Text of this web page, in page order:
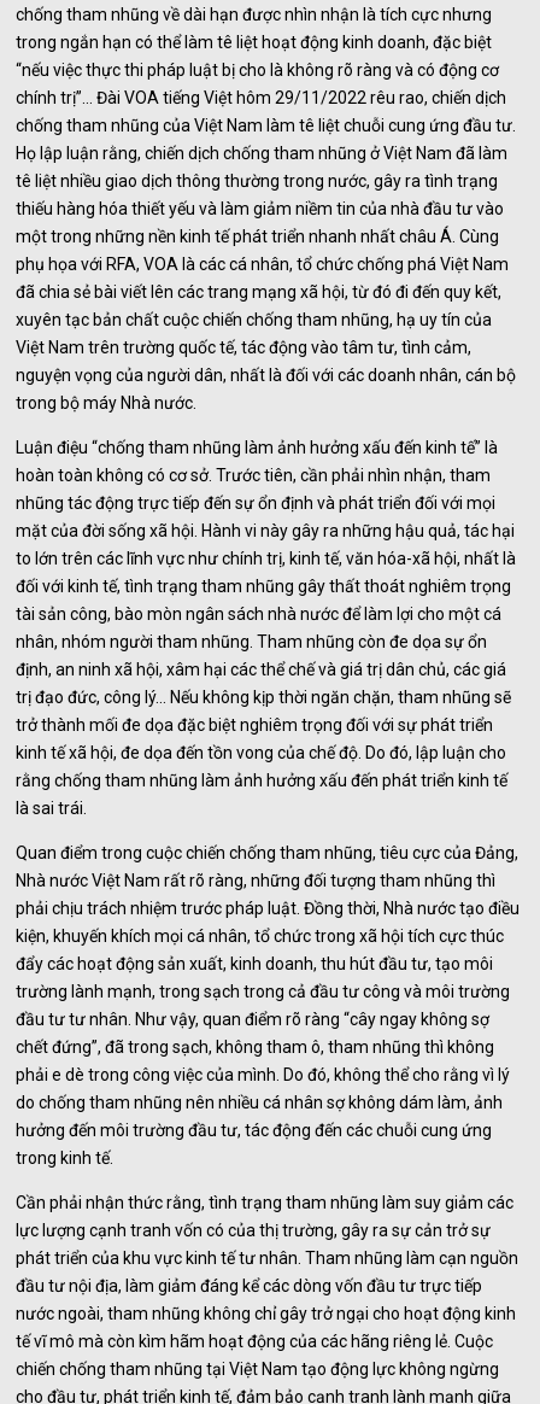
chống tham nhũng về dài hạn được nhìn nhận là tích cực nhưng
trong ngắn hạn có thể làm tê liệt hoạt động kinh doanh, đặc biệt
“nếu việc thực thi pháp luật bị cho là không rõ ràng và có động cơ
chính trị”… Đài VOA tiếng Việt hôm 29/11/2022 rêu rao, chiến dịch
chống tham nhũng của Việt Nam làm tê liệt chuỗi cung ứng đầu tư.
Họ lập luận rằng, chiến dịch chống tham nhũng ở Việt Nam đã làm
tê liệt nhiều giao dịch thông thường trong nước, gây ra tình trạng
thiếu hàng hóa thiết yếu và làm giảm niềm tin của nhà đầu tư vào
một trong những nền kinh tế phát triển nhanh nhất châu Á. Cùng
phụ họa với RFA, VOA là các cá nhân, tổ chức chống phá Việt Nam
đã chia sẻ bài viết lên các trang mạng xã hội, từ đó đi đến quy kết,
xuyên tạc bản chất cuộc chiến chống tham nhũng, hạ uy tín của
Việt Nam trên trường quốc tế, tác động vào tâm tư, tình cảm,
nguyện vọng của người dân, nhất là đối với các doanh nhân, cán bộ
trong bộ máy Nhà nước.
Luận điệu “chống tham nhũng làm ảnh hưởng xấu đến kinh tế” là
hoàn toàn không có cơ sở. Trước tiên, cần phải nhìn nhận, tham
nhũng tác động trực tiếp đến sự ổn định và phát triển đối với mọi
mặt của đời sống xã hội. Hành vi này gây ra những hậu quả, tác hại
to lớn trên các lĩnh vực như chính trị, kinh tế, văn hóa-xã hội, nhất là
đối với kinh tế, tình trạng tham nhũng gây thất thoát nghiêm trọng
tài sản công, bào mòn ngân sách nhà nước để làm lợi cho một cá
nhân, nhóm người tham nhũng. Tham nhũng còn đe dọa sự ổn
định, an ninh xã hội, xâm hại các thể chế và giá trị dân chủ, các giá
trị đạo đức, công lý... Nếu không kịp thời ngăn chặn, tham nhũng sẽ
trở thành mối đe dọa đặc biệt nghiêm trọng đối với sự phát triển
kinh tế xã hội, đe dọa đến tồn vong của chế độ. Do đó, lập luận cho
rằng chống tham nhũng làm ảnh hưởng xấu đến phát triển kinh tế
là sai trái.
Quan điểm trong cuộc chiến chống tham nhũng, tiêu cực của Đảng,
Nhà nước Việt Nam rất rõ ràng, những đối tượng tham nhũng thì
phải chịu trách nhiệm trước pháp luật. Đồng thời, Nhà nước tạo điều
kiện, khuyến khích mọi cá nhân, tổ chức trong xã hội tích cực thúc
đẩy các hoạt động sản xuất, kinh doanh, thu hút đầu tư, tạo môi
trường lành mạnh, trong sạch trong cả đầu tư công và môi trường
đầu tư tư nhân. Như vậy, quan điểm rõ ràng “cây ngay không sợ
chết đứng”, đã trong sạch, không tham ô, tham nhũng thì không
phải e dè trong công việc của mình. Do đó, không thể cho rằng vì lý
do chống tham nhũng nên nhiều cá nhân sợ không dám làm, ảnh
hưởng đến môi trường đầu tư, tác động đến các chuỗi cung ứng
trong kinh tế.
Cần phải nhận thức rằng, tình trạng tham nhũng làm suy giảm các
lực lượng cạnh tranh vốn có của thị trường, gây ra sự cản trở sự
phát triển của khu vực kinh tế tư nhân. Tham nhũng làm cạn nguồn
đầu tư nội địa, làm giảm đáng kể các dòng vốn đầu tư trực tiếp
nước ngoài, tham nhũng không chỉ gây trở ngại cho hoạt động kinh
tế vĩ mô mà còn kìm hãm hoạt động của các hãng riêng lẻ. Cuộc
chiến chống tham nhũng tại Việt Nam tạo động lực không ngừng
cho đầu tư, phát triển kinh tế, đảm bảo cạnh tranh lành mạnh giữa